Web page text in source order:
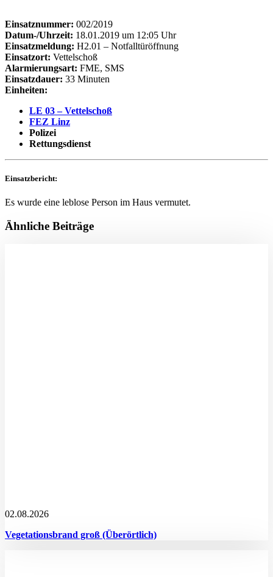
Einsatznummer: 002/2019
Datum-/Uhrzeit: 18.01.2019 um 12:05 Uhr
Einsatzmeldung: H2.01 – Notfalltüröffnung
Einsatzort: Vettelschoß
Alarmierungsart: FME, SMS
Einsatzdauer: 33 Minuten
Einheiten:
LE 03 – Vettelschoß
FEZ Linz
Polizei
Rettungsdienst
Einsatzbericht:
Es wurde eine leblose Person im Haus vermutet.
Ähnliche Beiträge
02.08.2026
Vegetationsbrand groß (Überörtlich)